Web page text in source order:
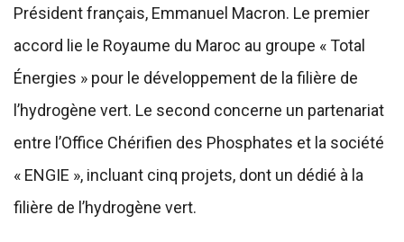
Président français, Emmanuel Macron. Le premier
accord lie le Royaume du Maroc au groupe « Total
Énergies » pour le développement de la filière de
l’hydrogène vert. Le second concerne un partenariat
entre l’Office Chérifien des Phosphates et la société
« ENGIE », incluant cinq projets, dont un dédié à la
filière de l’hydrogène vert.